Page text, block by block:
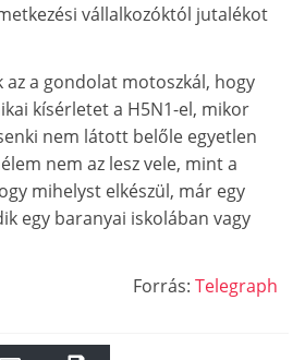
vállalkozóktól jutalékot
az a gondolat motoszkál, hogy
kísérletet a H5N1-el, mikor
nem látott belőle egyetlen
nem az lesz vele, mint a
mihelyst elkészül, már egy
egy baranyai iskolában vagy
Forrás: Telegraph